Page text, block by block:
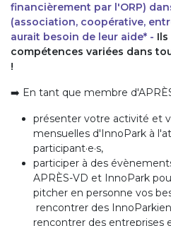
financièrement par l'ORP)
(association, coopérative,
aurait besoin de leur aide* - Ils
compétences variées dans
!
➡️ En tant que membre
présenter votre activité et
mensuelles d'InnoPark à
participant·e·s,
participer à des
APRÈS-VD et InnoPark
pitcher en personne vos
rencontrer des
rencontrer des entreprises